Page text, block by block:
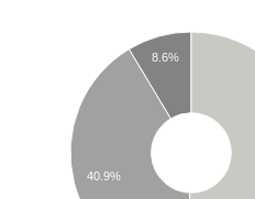
8.6%
40.9%